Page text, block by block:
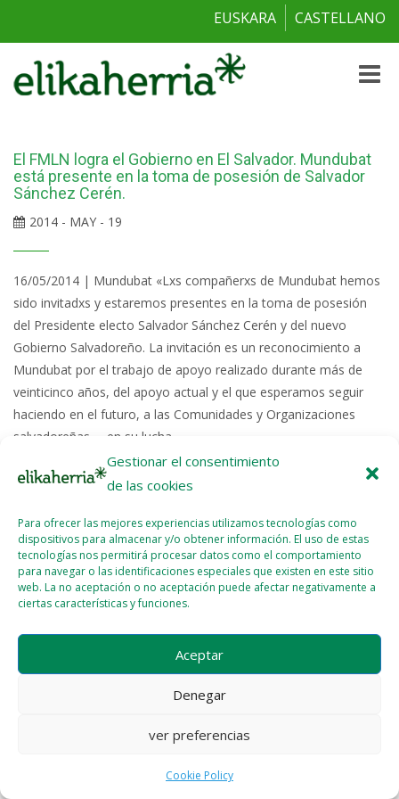
Gestionar el consentimiento
de las cookies
Para ofrecer las mejores experiencias utilizamos tecnologías como
dispositivos para almacenar y/o obtener información. El uso de estas
tecnologías nos permitirá procesar datos como el comportamiento
para navegar o las identificaciones especiales que existen en este sitio
web. La no aceptación o no aceptación puede afectar negativamente a
ciertas características y funciones.
Aceptar
Denegar
ver preferencias
Cookie Policy
EUSKARA CASTELLANO
Toggle
El FMLN logra el Gobierno en El Salvador. Mundubat
está presente en la toma de posesión de Salvador
Sánchez Cerén.
2014 - MAY - 19
16/05/2014 | Mundubat «Lxs compañerxs de Mundubat hemos
sido invitadxs y estaremos presentes en la toma de posesión
del Presidente electo Salvador Sánchez Cerén y del nuevo
Gobierno Salvadoreño. La invitación es un reconocimiento a
Mundubat por el trabajo de apoyo realizado durante más de
veinticinco años, del apoyo actual y el que esperamos seguir
haciendo en el futuro, a las Comunidades y Organizaciones
salvadoreñas…, en su lucha...
Read More >>